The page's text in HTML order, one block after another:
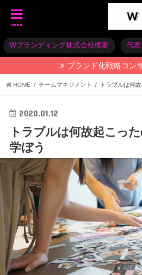
menu
Wブランディング株式会社概要 代
ブランド化戦略コン
HOME チームマネジメント トラブルは何
2020.01.12
トラブルは何故起こっ
学ぼう